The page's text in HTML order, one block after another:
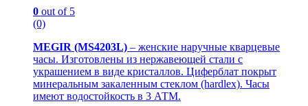
0 out of 5
(0)
MEGIR (MS4203L) – женские наручные кварцевые
часы. Изготовлены из нержавеющей стали с
украшением в виде кристаллов. Циферблат покрыт
минеральным закаленным стеклом (hardlex). Часы
имеют водостойкость в 3 АТМ.